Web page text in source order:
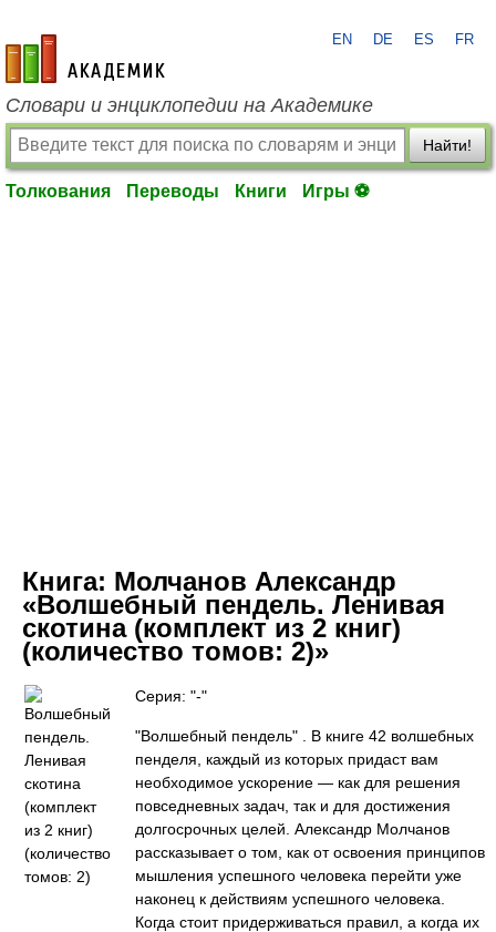
academic.ru
EN DE ES FR
Словари и энциклопедии на Академике
Найти!
Толкования Переводы Книги Игры ⚽
Книга: Молчанов Александр
«Волшебный пендель. Ленивая
скотина (комплект из 2 книг)
(количество томов: 2)»
Серия: "-"
"Волшебный пендель" . В книге 42 волшебных
пенделя, каждый из которых придаст вам
необходимое ускорение — как для решения
повседневных задач, так и для достижения
долгосрочных целей. Александр Молчанов
рассказывает о том, как от освоения принципов
мышления успешного человека перейти уже
наконец к действиям успешного человека.
Когда стоит придерживаться правил, а когда их